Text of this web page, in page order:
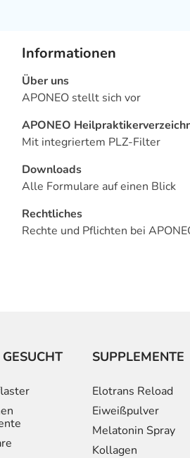
Informationen
Über uns
APONEO stellt sich vor
APONEO
Mit integriertem PLZ-Filter
Downloads
Alle Formulare auf einen Blick
Rechtliches
Rechte und Pflichten bei
SUPPLEMENTE
Elotrans Reload
Eiweißpulver
Melatonin Spray
Kollagen